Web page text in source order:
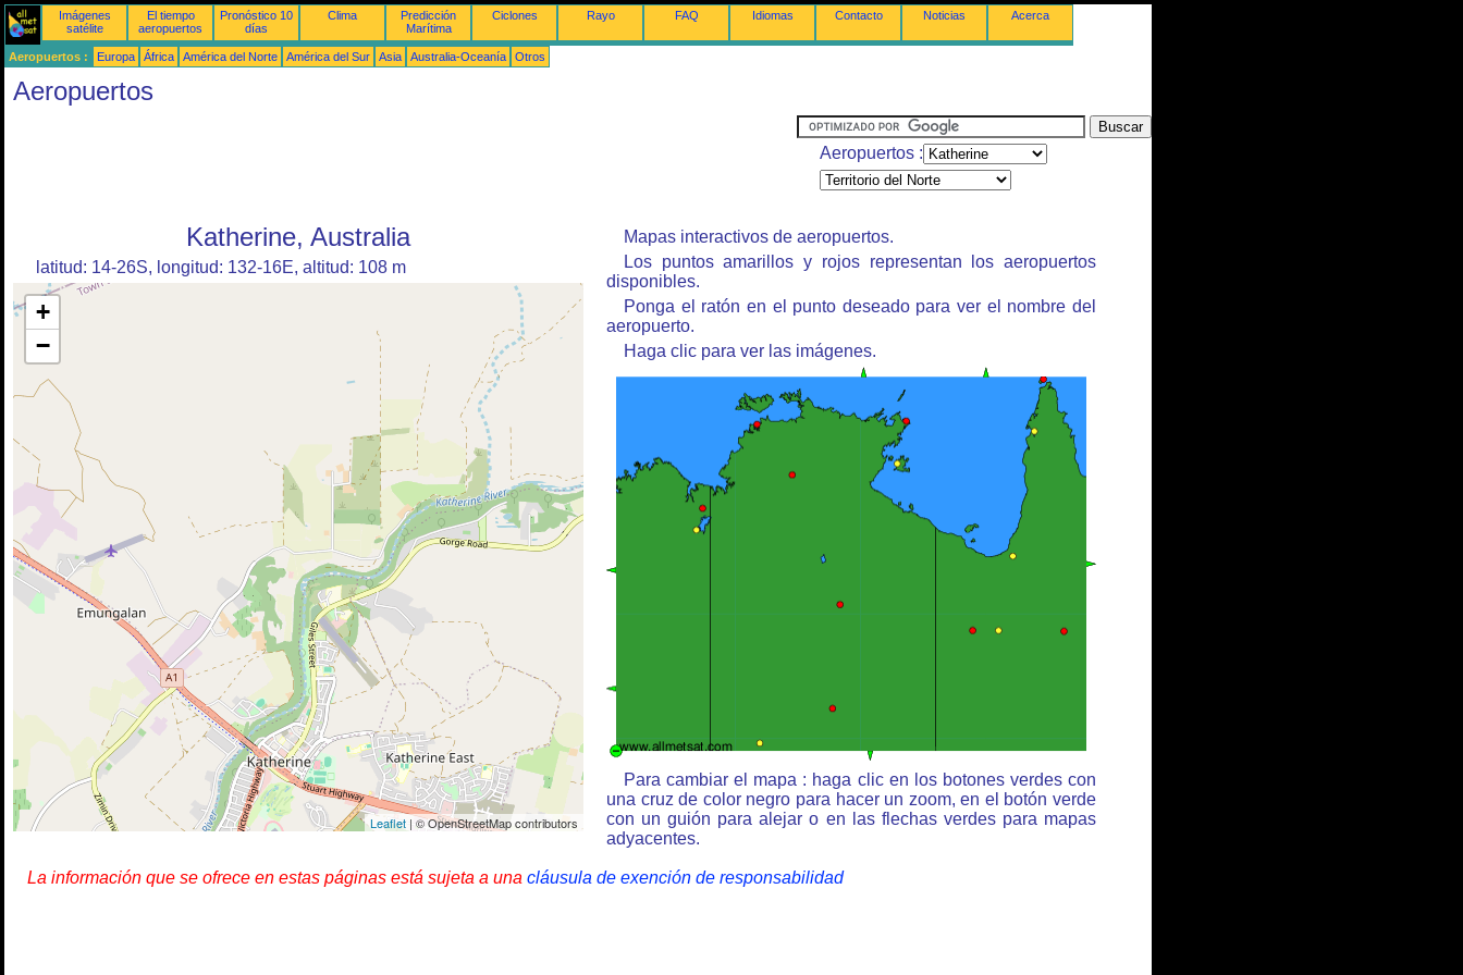
Imágenes
satélite
El tiempo
aeropuertos
Pronóstico 10
días
Clima
Predicción
Marítima
Ciclones Rayo FAQ Idiomas Contacto Noticias Acerca
Aeropuertos : Europa África América del Norte América del Sur Asia Australia-Oceanía Otros
Aeropuertos
Aeropuertos :
Katherine, Australia
latitud: 14-26S, longitud: 132-16E, altitud: 108 m
+
−
Leaflet | © OpenStreetMap contributors
Mapas interactivos de aeropuertos.
Los puntos amarillos y rojos representan los aeropuertos
disponibles.
Ponga el ratón en el punto deseado para ver el nombre del
aeropuerto.
Haga clic para ver las imágenes.
Para cambiar el mapa : haga clic en los botones verdes con
una cruz de color negro para hacer un zoom, en el botón verde
con un guión para alejar o en las flechas verdes para mapas
adyacentes.
La información que se ofrece en estas páginas está sujeta a una cláusula de exención de responsabilidad